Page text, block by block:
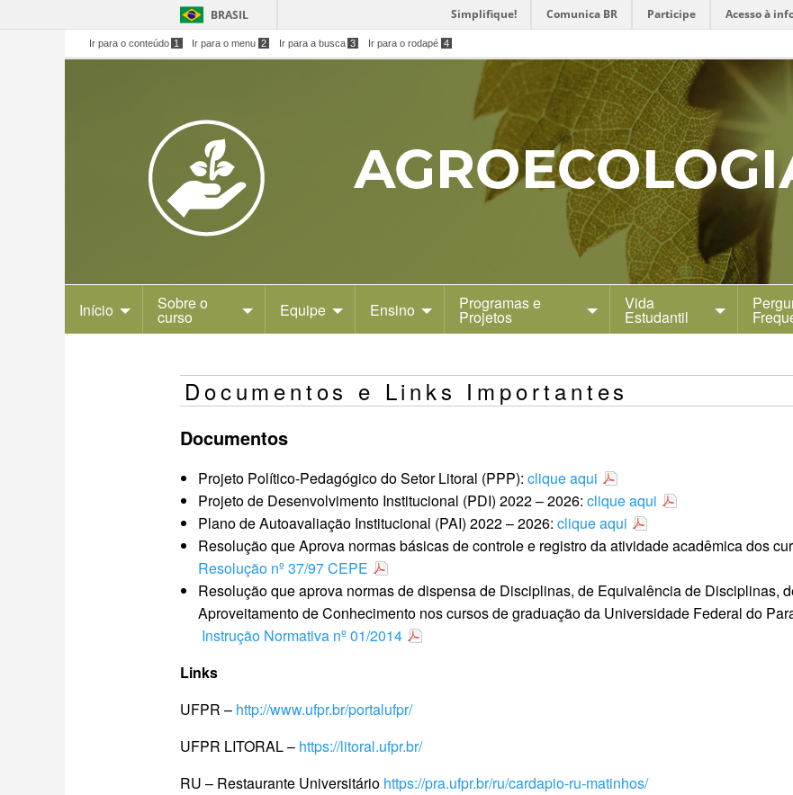
BRASIL Simplifique! Comunica BR Participe Acesso à
Ir para o conteúdo 1 Ir para o menu 2 Ir para a busca 3 Ir para o rodapé 4
Início Sobre o
curso Equipe Ensino Programas e
Projetos
Vida
Estudantil
Documentos e Links Importantes
Documentos
Projeto Político-Pedagógico do Setor Litoral (PPP):clique aqui
Projeto de Desenvolvimento Institucional (PDI) 2022 – 2026:clique aqui
Plano de Autoavaliação Institucional (PAI) 2022 – 2026:clique aqui
Resolução que Aprova normas básicas de controle e registro da atividade acadêmica dos
Resolução nº 37/97 CEPE
Resolução que aprova normas de dispensa de Disciplinas, de Equivalência de Disciplinas,
Aproveitamento de Conhecimento nos cursos de graduação da Universidade Federal do
Instrução Normativa nº 01/2014
Links
UFPR – http://www.ufpr.br/portalufpr/
UFPR LITORAL – https://litoral.ufpr.br/
RU – Restaurante Universitário https://pra.ufpr.br/ru/cardapio-ru-matinhos/